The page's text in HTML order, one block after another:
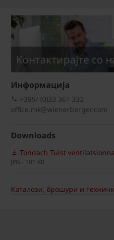
Kонтактирајте со
Информациja
+389/ (0)33 361 332
office.mk@wienerberger.com
Downloads
Tondach Tuist
JPG - 101 KB
Каталози, брошури и